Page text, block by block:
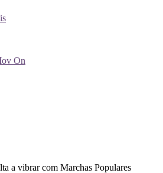
On
a vibrar com Marchas Populares